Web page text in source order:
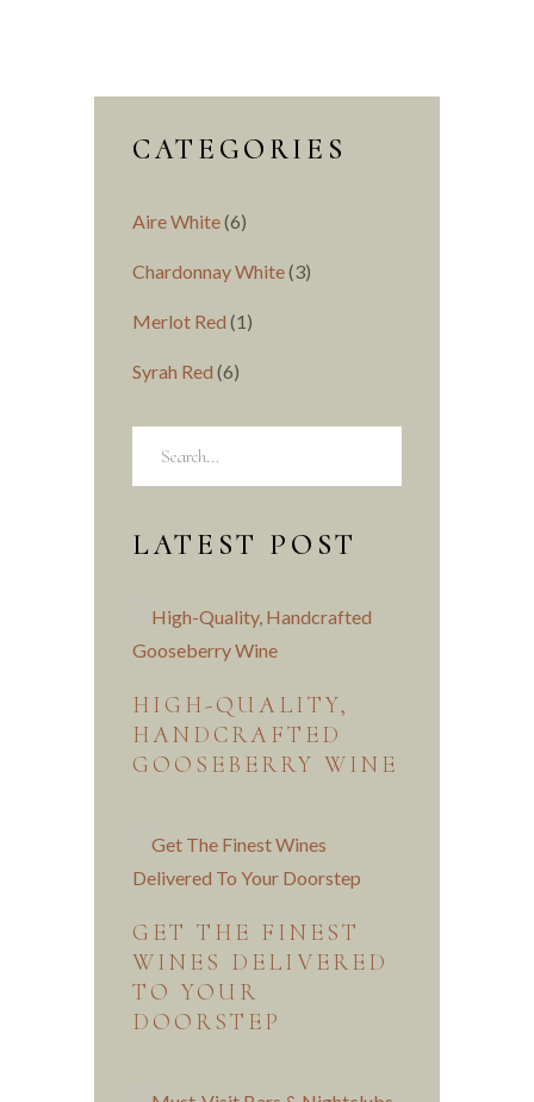
CATEGORIES
Aire White(6)
Chardonnay White(3)
Merlot Red (1)
Syrah Red (6)
LATEST POST
HIGH-QUALITY,
HANDCRAFTED
GOOSEBERRY WINE
GET THE FINEST
WINES DELIVERED
TO YOUR
DOORSTEP